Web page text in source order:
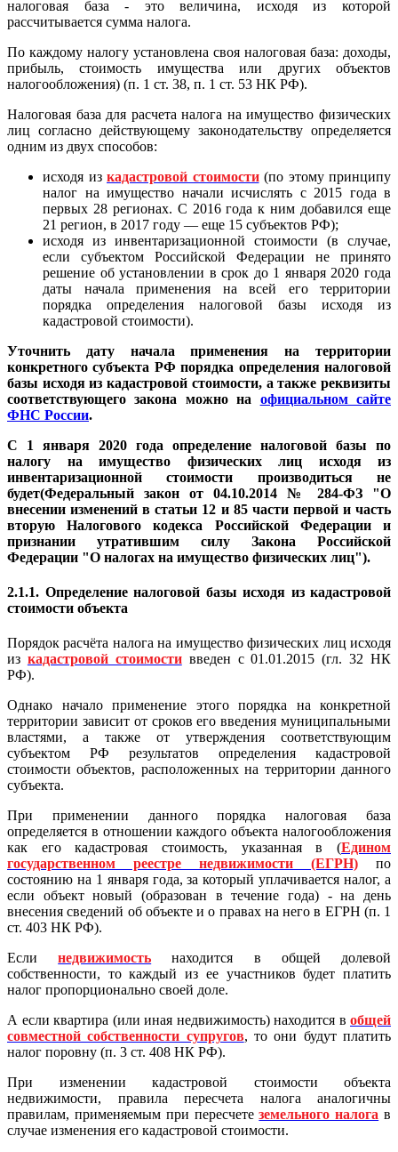
налоговая база - это величина, исходя из которой
рассчитывается сумма налога.
По каждому налогу установлена своя налоговая база: доходы,
прибыль, стоимость имущества или других объектов
налогообложения) (п. 1 ст. 38, п. 1 ст. 53 НК РФ).
Налоговая база для расчета налога на имущество физических
лиц согласно действующему законодательству определяется
одним из двух способов:
исходя из кадастровой стоимости(по этому принципу
налог на имущество начали исчислять с 2015 года в
первых 28 регионах. С 2016 года к ним добавился еще
21 регион, в 2017 году — еще 15 субъектов РФ);
исходя из инвентаризационной стоимости (в случае,
если субъектом Российской Федерации не принято
решение об установлении в срок до 1 января 2020 года
даты начала применения на всей его территории
порядка определения налоговой базы исходя из
кадастровой стоимости).
Уточнить дату начала применения на территории
конкретного субъекта РФ порядка определения налоговой
базы исходя из кадастровой стоимости, а также реквизиты
соответствующего закона можно на официальном сайте
ФНС России.
C 1 января 2020 года определение налоговой базы по
налогу на имущество физических лиц исходя из
инвентаризационной стоимости производиться не
будет(Федеральный закон от 04.10.2014 № 284-ФЗ "О
внесении изменений в статьи 12 и 85 части первой и часть
вторую Налогового кодекса Российской Федерации и
признании утратившим силу Закона Российской
Федерации "О налогах на имущество физических лиц").
2.1.1. Определение налоговой базы исходя из кадастровой
стоимости объекта
Порядок расчёта налога на имущество физических лиц исходя
из кадастровой стоимостивведен с 01.01.2015 (гл. 32 НК
РФ).
Однако начало применение этого порядка на конкретной
территории зависит от сроков его введения муниципальными
властями, а также от утверждения соответствующим
субъектом РФ результатов определения кадастровой
стоимости объектов, расположенных на территории данного
субъекта.
При применении данного порядка налоговая база
определяется в отношении каждого объекта налогообложения
как его кадастровая стоимость, указанная в (Едином
государственном реестре недвижимости (ЕГРН) по
состоянию на 1 января года, за который уплачивается налог, а
если объект новый (образован в течение года) - на день
внесения сведений об объекте и о правах на него в ЕГРН (п. 1
ст. 403 НК РФ).
Еслинедвижимость находится в общей долевой
собственности, то каждый из ее участников будет платить
налог пропорционально своей доле.
А если квартира (или иная недвижимость) находится в общей
совместной собственности супругов, то они будут платить
налог поровну (п. 3 ст. 408 НК РФ).
При изменении кадастровой стоимости объекта
недвижимости, правила пересчета налога аналогичны
правилам, применяемым при пересчетеземельного налога в
случае изменения его кадастровой стоимости.